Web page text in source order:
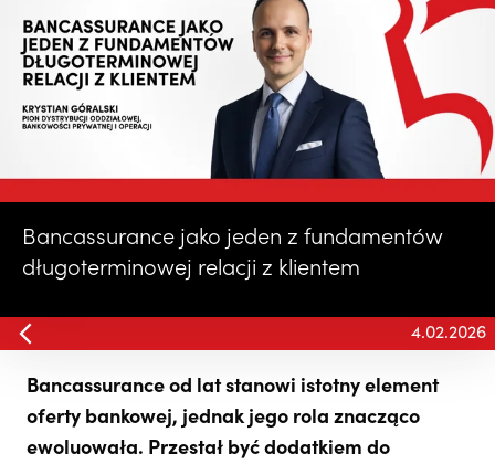
Bancassurance jako jeden z fundamentów
długoterminowej relacji z klientem
4.02.2026
Bancassurance od lat stanowi istotny element
oferty bankowej, jednak jego rola znacząco
ewoluowała. Przestał być dodatkiem do